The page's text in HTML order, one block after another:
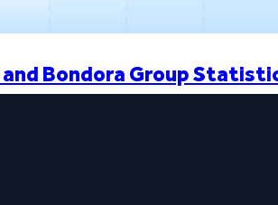
and Bondora Group